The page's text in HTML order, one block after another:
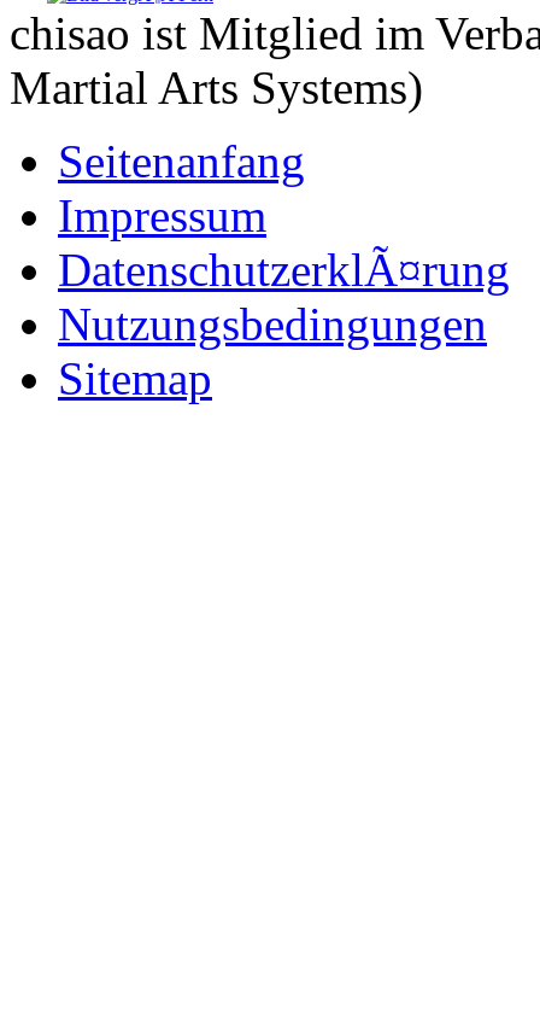
chisao ist Mitglied im
Martial Arts Systems)
Seitenanfang
Impressum
DatenschutzerklÃ¤rung
Nutzungsbedingungen
Sitemap